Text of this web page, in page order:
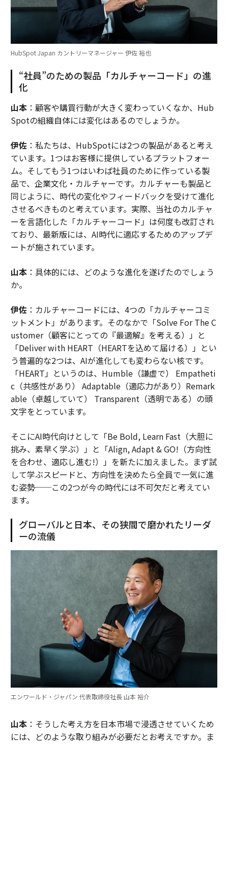
HubSpot Japan カントリーマネージャー 伊佐 裕也
“社員”のための製品「カルチャーコード」の進
化
山本：顧客や購買行動が大きく変わっていくなか、Hub
Spotの組織自体には変化はあるのでしょうか。
伊佐：私たちは、HubSpotには2つの製品があると考え
ています。1つはお客様に提供しているプラットフォー
ム。そしてもう1つはいわば社員のために作っている製
品で、企業文化・カルチャーです。カルチャーも製品と
同じように、時代の変化やフィードバックを受けて進化
させるべきものと考えています。実際、当社のカルチャ
ーを言語化した「カルチャーコード」は何度も改訂され
ており、最新版には、AI時代に適応するためのアップデ
ートが施されています。
山本：具体的には、どのような進化を遂げたのでしょう
か。
伊佐：カルチャーコードには、4つの「カルチャーコミ
ットメント」があります。そのなかで「Solve For The C
ustomer（顧客にとっての『最適解』を考える）」と
「Deliver with HEART（HEARTを込めて届ける）」とい
う普遍的な2つは、AIが進化しても変わらない核です。
「HEART」というのは、Humble（謙虚で） Empatheti
c（共感性があり） Adaptable（適応力があり）Remark
able（卓越していて） Transparent（透明である）の頭
文字をとっています。
そこにAI時代向けとして「Be Bold, Learn Fast（大胆に
挑み、素早く学ぶ）」と「Align, Adapt & GO!（方向性
を合わせ、適応し進む!）」を新たに加えました。まず試
して学ぶスピードと、方向性を決めたら全員で一気に進
む姿勢──この2つが今の時代には不可欠だと考えてい
ます。
グローバルと日本、その狭間で磨かれたリーダ
ーの流儀
エンワールド・ジャパン 代表取締役社長 山本 裕介
山本：そうした考え方を日本市場で浸透させていくため
には、どのような取り組みが必要だとお考えですか。ま